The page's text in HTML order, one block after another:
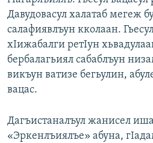
Давудовасул халатаб мегеж
салафиявлъун кколаан.
хIижабалги ретIун
бербалагьиял сабаблъун
викъун ватизе бегьулин,
вацас.
Дагъистаналъул жанисел
«Эркенлъиялъе» абуна,